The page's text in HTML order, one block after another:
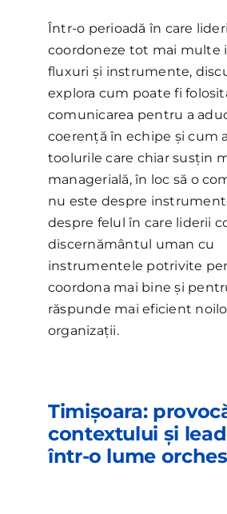
Într-o perioadă în care
coordoneze tot mai multe
fluxuri și instrumente,
explora cum poate fi
comunicarea pentru a
coerență în echipe și cum
toolurile care chiar susțin
managerială, în loc să o
nu este despre
despre felul în care liderii
discernământul uman cu
instrumentele potrivite
coordona mai bine și
răspunde mai eficient
organizații.
Timișoara:
contextului și
într-o lume